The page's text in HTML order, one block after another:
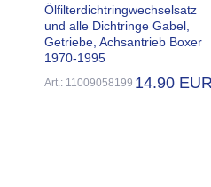
Ölfilterdichtringwechselsatz
und alle Dichtringe Gabel,
Getriebe, Achsantrieb Boxer
1970-1995
Art.: 11009058199 14.90